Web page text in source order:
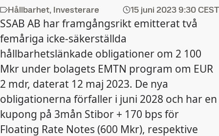
Hållbarhet, Investerare 15 juni 20239:30 CEST
SSAB AB har framgångsrikt emitterat två
femåriga icke-säkerställda
hållbarhetslänkade obligationer om 2 100
Mkr under bolagets EMTN program om EUR
2 mdr, daterat 12 maj 2023. De nya
obligationerna förfaller i juni 2028 och har en
kupong på 3mån Stibor + 170 bps för
Floating Rate Notes (600 Mkr), respektive